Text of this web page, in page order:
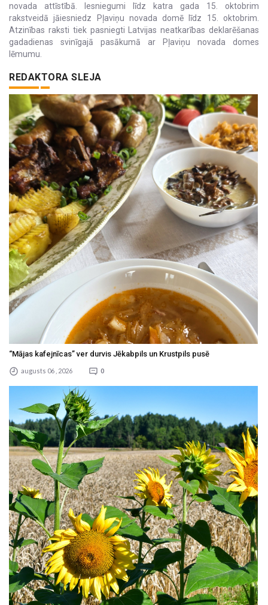
novada attīstībā. Iesniegumi līdz katra gada 15. oktobrim
rakstveidā jāiesniedz Pļaviņu novada domē līdz 15. oktobrim.
Atzinības raksti tiek pasniegti Latvijas neatkarības deklarēšanas
gadadienas svinīgajā pasākumā ar Pļaviņu novada domes
lēmumu.
REDAKTORA SLEJA
“Mājas kafejnīcas” ver durvis Jēkabpils un Krustpils pusē
augusts 06 , 2026 0